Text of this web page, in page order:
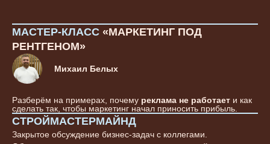
МАСТЕР-КЛАСС «МАРКЕТИНГ ПОД
РЕНТГЕНОМ»
Михаил Белых
Разберём на примерах, почему реклама не работает и как
сделать так, чтобы маркетинг начал приносить прибыль.
СТРОЙМАСТЕРМАЙНД
Закрытое обсуждение бизнес-задач с коллегами.